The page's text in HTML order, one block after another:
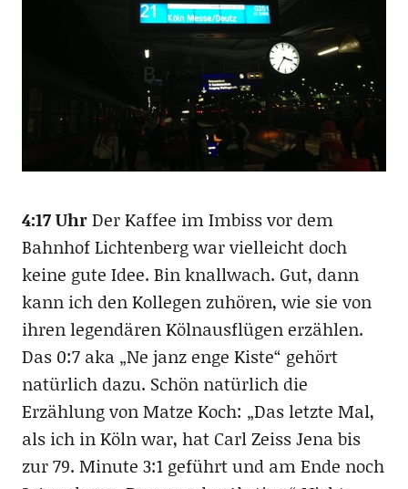
4:17 UhrDer Kaffee im Imbiss vor dem
Bahnhof Lichtenberg war vielleicht doch
keine gute Idee. Bin knallwach. Gut, dann
kann ich den Kollegen zuhören, wie sie von
ihren legendären Kölnausflügen erzählen.
Das 0:7 aka „Ne janz enge Kiste“ gehört
natürlich dazu. Schön natürlich die
Erzählung von Matze Koch: „Das letzte Mal,
als ich in Köln war, hat Carl Zeiss Jena bis
zur 79. Minute 3:1 geführt und am Ende noch